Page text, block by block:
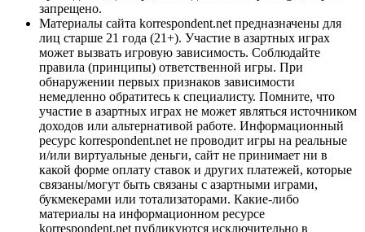
запрещено.
Материалы сайта korrespondent.net предназначены для
лиц старше 21 года (21+). Участие в азартных играх
может вызвать игровую зависимость. Соблюдайте
правила (принципы) ответственной игры. При
обнаружении первых признаков зависимости
немедленно обратитесь к специалисту. Помните, что
участие в азартных играх не может являться источником
доходов или альтернативой работе. Информационный
ресурс korrespondent.net не проводит игры на реальные
и/или виртуальные деньги, сайт не принимает ни в
какой форме оплату ставок и других платежей, которые
связаны/могут быть связаны с азартными играми,
букмекерами или тотализаторами. Какие-либо
материалы на информационном ресурсе
korrespondent.net публикуются исключительно в